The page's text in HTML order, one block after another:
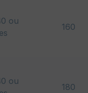
ou
160
ou
180